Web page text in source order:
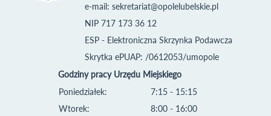
e-mail: sekretariat@opolelubelskie.pl
NIP 717 173 36 12
ESP - Elektroniczna Skrzynka Podawcza
Skrytka ePUAP: /0612053/umopole
Godziny pracy Urzędu Miejskiego
Poniedziałek:
Wtorek:
7:15 - 15:15
8:00 - 16:00